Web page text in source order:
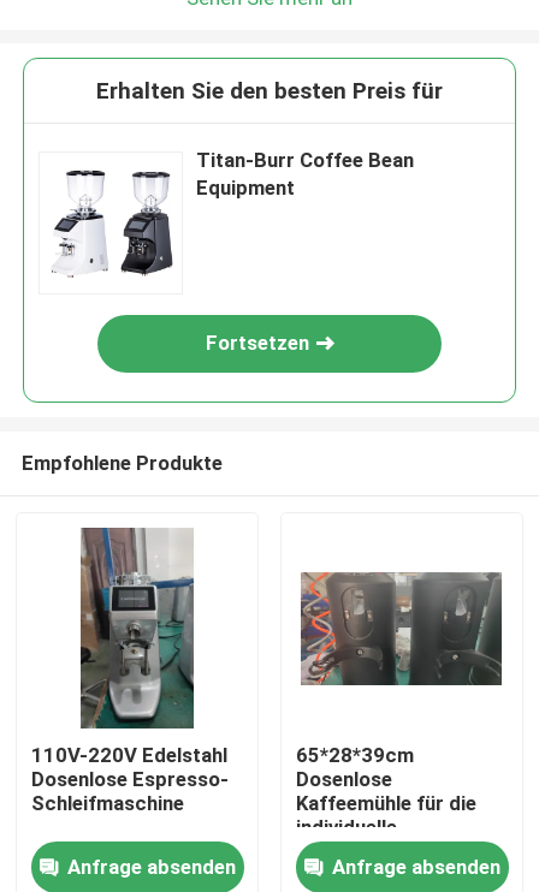
Erhalten Sie den besten Preis für
Titan-Burr Coffee Bean
Equipment
Fortsetzen
Empfohlene Produkte
110V-220V Edelstahl
Dosenlose Espresso-
Schleifmaschine
Anfrage absenden
65*28*39cm
Dosenlose
Kaffeemühle für die
individuelle
Kaffeepulvermahlung
Anfrage absenden